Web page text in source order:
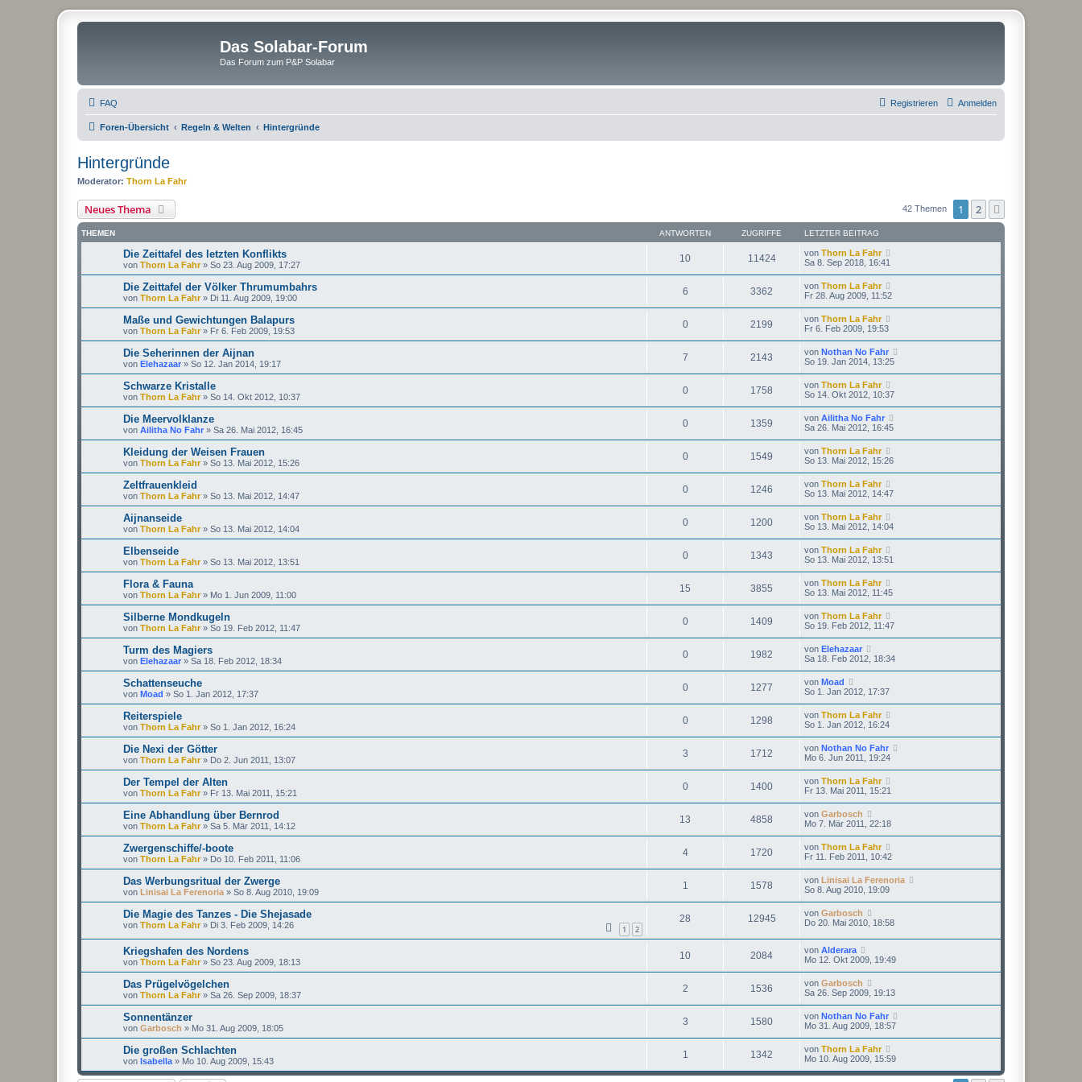
Das Solabar-Forum
Das Forum zum P&P Solabar
FAQ Anmelden
Registrieren
Foren-Übersicht Regeln & Welten Hintergründe
Hintergründe
Moderator: Thorn La Fahr
Neues Thema 42 Themen 1 2
THEMEN ANTWORTEN ZUGRIFFE LETZTER BEITRAG
Die Zeittafel des letzten Konflikts
von Thorn La Fahr» So 23. Aug 2009, 17:27
10 11424 von Thorn La Fahr
Sa 8. Sep 2018, 16:41
Die Zeittafel der Völker Thrumumbahrs
von Thorn La Fahr» Di 11. Aug 2009, 19:00
6 3362 von Thorn La Fahr
Fr 28. Aug 2009, 11:52
Maße und Gewichtungen Balapurs
von Thorn La Fahr» Fr 6. Feb 2009, 19:53
0 2199 von Thorn La Fahr
Fr 6. Feb 2009, 19:53
Die Seherinnen der Aijnan
von Elehazaar » So 12. Jan 2014, 19:17
7 2143 von Nothan No Fahr
So 19. Jan 2014, 13:25
Schwarze Kristalle
von Thorn La Fahr» So 14. Okt 2012, 10:37
0 1758 von Thorn La Fahr
So 14. Okt 2012, 10:37
Die Meervolklanze
von Ailitha No Fahr » Sa 26. Mai 2012, 16:45
0 1359 von Ailitha No Fahr
Sa 26. Mai 2012, 16:45
Kleidung der Weisen Frauen
von Thorn La Fahr» So 13. Mai 2012, 15:26
0 1549 von Thorn La Fahr
So 13. Mai 2012, 15:26
Zeltfrauenkleid
von Thorn La Fahr» So 13. Mai 2012, 14:47
0 1246 von Thorn La Fahr
So 13. Mai 2012, 14:47
Aijnanseide
von Thorn La Fahr» So 13. Mai 2012, 14:04
0 1200 von Thorn La Fahr
So 13. Mai 2012, 14:04
Elbenseide
von Thorn La Fahr» So 13. Mai 2012, 13:51
0 1343 von Thorn La Fahr
So 13. Mai 2012, 13:51
Flora & Fauna
von Thorn La Fahr» Mo 1. Jun 2009, 11:00
15 3855 von Thorn La Fahr
So 13. Mai 2012, 11:45
Silberne Mondkugeln
von Thorn La Fahr» So 19. Feb 2012, 11:47
0 1409 von Thorn La Fahr
So 19. Feb 2012, 11:47
Turm des Magiers
von Elehazaar » Sa 18. Feb 2012, 18:34
0 1982 von Elehazaar
Sa 18. Feb 2012, 18:34
Schattenseuche
von Moad » So 1. Jan 2012, 17:37
0 1277 von Moad
So 1. Jan 2012, 17:37
Reiterspiele
von Thorn La Fahr» So 1. Jan 2012, 16:24
0 1298 von Thorn La Fahr
So 1. Jan 2012, 16:24
Die Nexi der Götter
von Thorn La Fahr» Do 2. Jun 2011, 13:07
3 1712 von Nothan No Fahr
Mo 6. Jun 2011, 19:24
Der Tempel der Alten
von Thorn La Fahr» Fr 13. Mai 2011, 15:21
0 1400 von Thorn La Fahr
Fr 13. Mai 2011, 15:21
Eine Abhandlung über Bernrod
von Thorn La Fahr» Sa 5. Mär 2011, 14:12
13 4858 von Garbosch
Mo 7. Mär 2011, 22:18
Zwergenschiffe/-boote
von Thorn La Fahr» Do 10. Feb 2011, 11:06
4 1720 von Thorn La Fahr
Fr 11. Feb 2011, 10:42
Das Werbungsritual der Zwerge
von Linisai La Ferenoria » So 8. Aug 2010, 19:09
1 1578 von Linisai La Ferenoria
So 8. Aug 2010, 19:09
Die Magie des Tanzes - Die Shejasade
von Thorn La Fahr» Di 3. Feb 2009, 14:26 1 2
28 12945 von Garbosch
Do 20. Mai 2010, 18:58
Kriegshafen des Nordens
von Thorn La Fahr» So 23. Aug 2009, 18:13
10 2084 von Alderara
Mo 12. Okt 2009, 19:49
Das Prügelvögelchen
von Thorn La Fahr» Sa 26. Sep 2009, 18:37
2 1536 von Garbosch
Sa 26. Sep 2009, 19:13
Sonnentänzer
von Garbosch » Mo 31. Aug 2009, 18:05
3 1580 von Nothan No Fahr
Mo 31. Aug 2009, 18:57
Die großen Schlachten
von Isabella » Mo 10. Aug 2009, 15:43
1 1342 von Thorn La Fahr
Mo 10. Aug 2009, 15:59